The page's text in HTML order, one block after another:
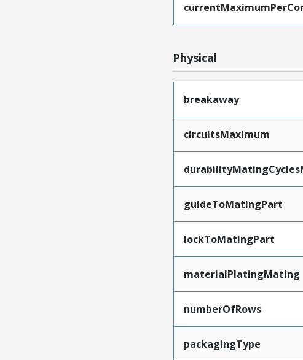
Physical
breakaway
circuitsMaximum
guideToMatingPart
lockToMatingPart
materialPlatingMating
numberOfRows
packagingType